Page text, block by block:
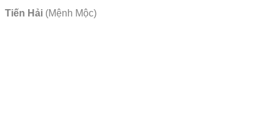
Tiến Hải (Mệnh Mộc)